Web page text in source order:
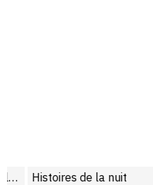
Histoires de la nuit